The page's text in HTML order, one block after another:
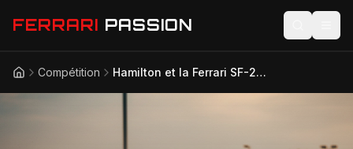
FERRARI PASSION
Actualités
AccueilCompétition Hamilton et la Ferrari SF-26 sous la pluie : Premiers tours chaotiques à Bahreïn